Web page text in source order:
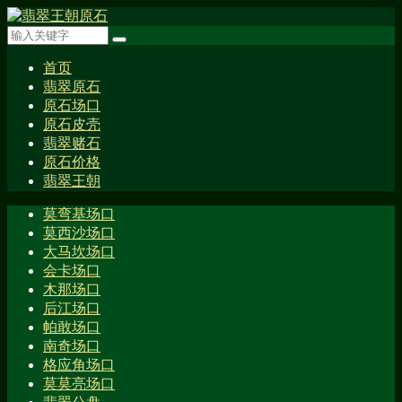
首页
翡翠原石
原石场口
原石皮壳
翡翠赌石
原石价格
翡翠王朝
莫弯基场口
莫西沙场口
大马坎场口
会卡场口
木那场口
后江场口
帕敢场口
南奇场口
格应角场口
莫莫亮场口